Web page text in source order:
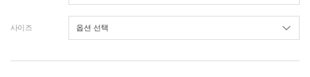
사이즈